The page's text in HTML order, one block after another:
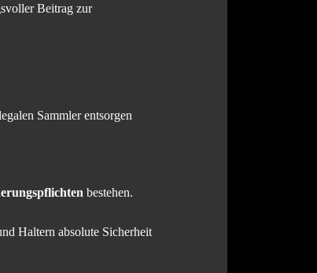
Beitrag zur
Sammler entsorgen
bestehen.
Haltern absolute Sicherheit